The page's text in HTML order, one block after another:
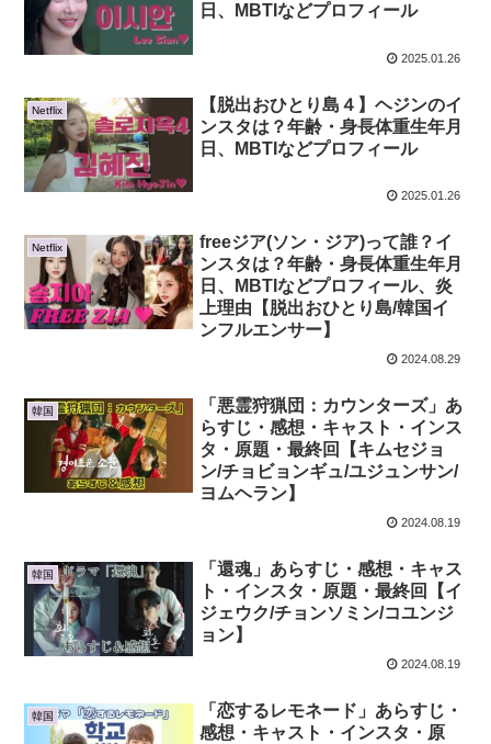
日、MBTIなどプロフィール
2025.01.26
Netflix
【脱出おひとり島４】ヘジンのイ
ンスタは？年齢・身長体重生年月
日、MBTIなどプロフィール
2025.01.26
Netflix
freeジア(ソン・ジア)って誰？イ
ンスタは？年齢・身長体重生年月
日、MBTIなどプロフィール、炎
上理由【脱出おひとり島/韓国イ
ンフルエンサー】
2024.08.29
韓国
「悪霊狩猟団：カウンターズ」あ
らすじ・感想・キャスト・インス
タ・原題・最終回【キムセジョ
ン/チョビョンギュ/ユジュンサン/
ヨムヘラン】
2024.08.19
韓国
「還魂」あらすじ・感想・キャス
ト・インスタ・原題・最終回【イ
ジェウク/チョンソミン/コユンジ
ョン】
2024.08.19
韓国
「恋するレモネード」あらすじ・
感想・キャスト・インスタ・原